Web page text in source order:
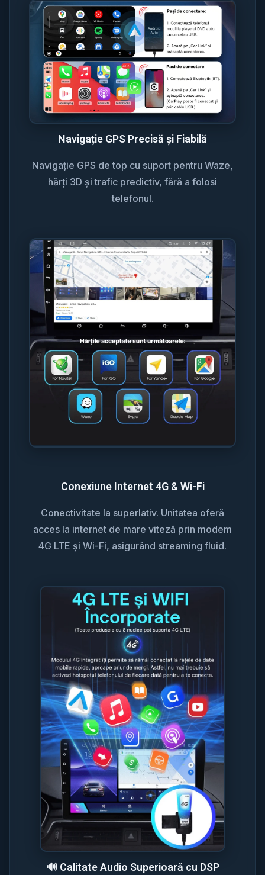
Navigație GPS Precisă și Fiabilă
Navigație GPS de top cu suport pentru Waze,
hărți 3D și trafic predictiv, fără a folosi
telefonul.
Conexiune Internet 4G & Wi-Fi
Conectivitate la superlativ. Unitatea oferă
acces la internet de mare viteză prin modem
4G LTE și Wi-Fi, asigurând streaming fluid.
🔊 Calitate Audio Superioară cu DSP